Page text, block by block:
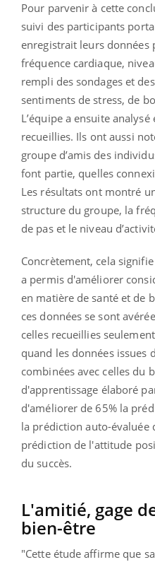
Pour parvenir à cette
suivi des participants
enregistrait leurs données
fréquence cardiaque,
rempli des sondages et
sentiments de stress, de
L’équipe a ensuite
recueillies. Ils ont aussi
groupe d’amis des
font partie, quelles
Les résultats ont montré
structure du groupe, la
de pas et le niveau
Concrètement, cela
a permis d'améliorer
en matière de santé et de
ces données se sont
celles recueillies
quand les données issues
combinées avec celles du
d'apprentissage élaboré
d'améliorer de 65% la
la prédiction auto-évaluée
prédiction de l'attitude
du succès.
L'amitié, gage
bien-être
"Cette étude affirme que